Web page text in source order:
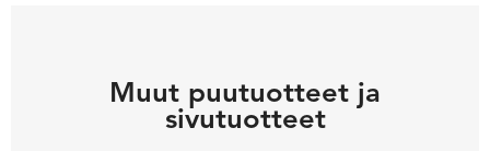
Muut puutuotteet ja
sivutuotteet